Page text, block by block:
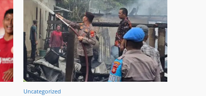
Uncategorized